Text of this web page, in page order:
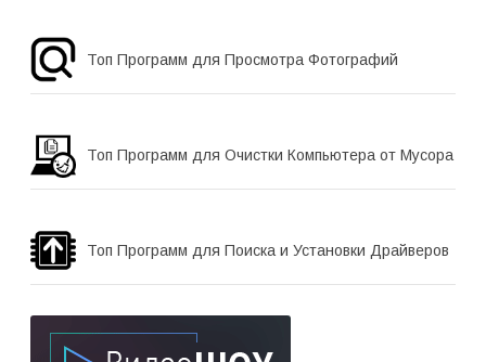
Топ Программ для Просмотра Фотографий
Топ Программ для Очистки Компьютера от Мусора
Топ Программ для Поиска и Установки Драйверов